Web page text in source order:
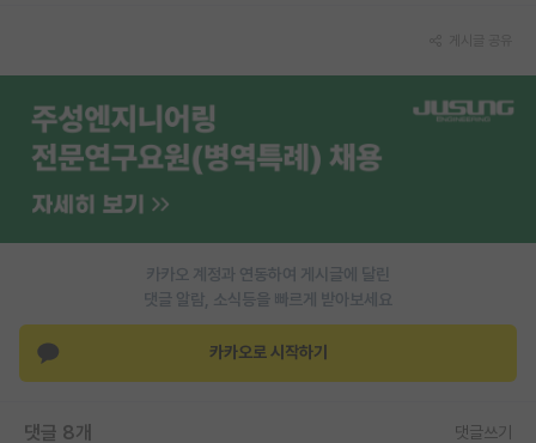
카카오 계정과 연동하여 게시글에 달린
댓글 알람, 소식등을 빠르게 받아보세요
카카오로 시작하기
댓글 8개 댓글쓰기